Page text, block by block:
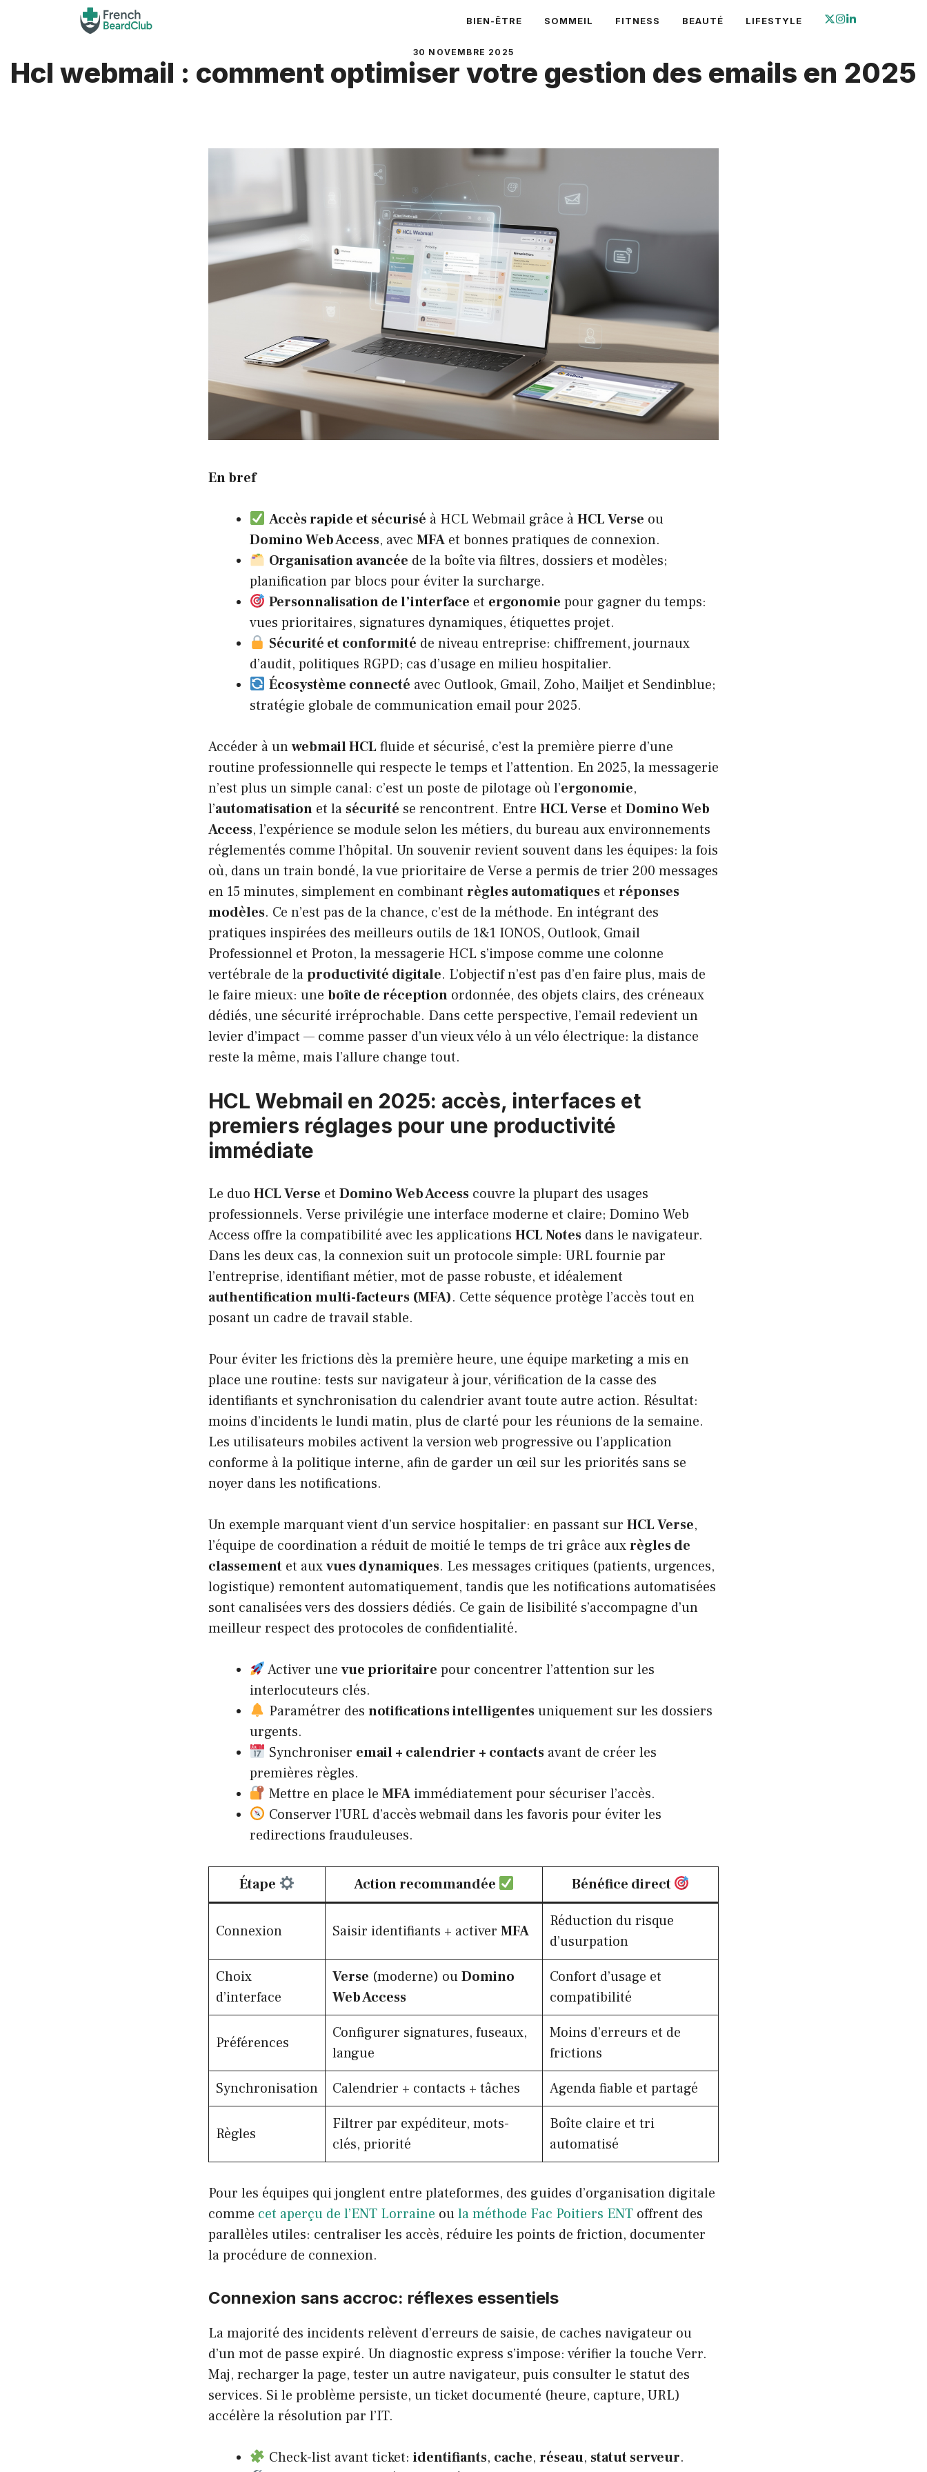
BIEN-ÊTRE SOMMEIL FITNESS BEAUTÉ LIFESTYLE
30 NOVEMBRE 2025
Hcl webmail : comment optimiser votre gestion des emails en 2025
En bref
Accès rapide et sécurisé à HCL Webmail grâce àHCL Verse ou
Domino Web Access, avec MFA et bonnes pratiques de connexion.
Organisation avancée de la boîte via filtres, dossiers et modèles;
planification par blocs pour éviter la surcharge.
Personnalisation de l’interface et ergonomie pour gagner du temps:
vues prioritaires, signatures dynamiques, étiquettes projet.
Sécurité et conformité de niveau entreprise: chiffrement, journaux
d’audit, politiques RGPD; cas d’usage en milieu hospitalier.
Écosystème connecté avec Outlook, Gmail, Zoho, Mailjet et Sendinblue;
stratégie globale de communication email pour 2025.
Accéder à unwebmail HCL fluide et sécurisé, c’est la première pierre d’une
routine professionnelle qui respecte le temps et l’attention. En 2025, la messagerie
n’est plus un simple canal: c’est un poste de pilotage où l’ergonomie,
l’automatisation et la sécurité se rencontrent. Entre HCL Verse et Domino Web
Access, l’expérience se module selon les métiers, du bureau aux environnements
réglementés comme l’hôpital. Un souvenir revient souvent dans les équipes: la fois
où, dans un train bondé, la vue prioritaire de Verse a permis de trier 200 messages
en 15 minutes, simplement en combinant règles automatiques et réponses
modèles. Ce n’est pas de la chance, c’est de la méthode. En intégrant des
pratiques inspirées des meilleurs outils de 1&1 IONOS, Outlook, Gmail
Professionnel et Proton, la messagerie HCL s’impose comme une colonne
vertébrale de laproductivité digitale. L’objectif n’est pas d’en faire plus, mais de
le faire mieux: une boîte de réception ordonnée, des objets clairs, des créneaux
dédiés, une sécurité irréprochable. Dans cette perspective, l’email redevient un
levier d’impact — comme passer d’un vieux vélo à un vélo électrique: la distance
reste la même, mais l’allure change tout.
HCL Webmail en 2025: accès, interfaces et
premiers réglages pour une productivité
immédiate
Le duo HCL Verse et Domino Web Access couvre la plupart des usages
professionnels. Verse privilégie une interface moderne et claire; Domino Web
Access offre la compatibilité avec les applications HCL Notes dans le navigateur.
Dans les deux cas, la connexion suit un protocole simple: URL fournie par
l’entreprise, identifiant métier, mot de passe robuste, et idéalement
authentification multi-facteurs (MFA). Cette séquence protège l’accès tout en
posant un cadre de travail stable.
Pour éviter les frictions dès la première heure, une équipe marketing a mis en
place une routine: tests sur navigateur à jour, vérification de la casse des
identifiants et synchronisation du calendrier avant toute autre action. Résultat:
moins d’incidents le lundi matin, plus de clarté pour les réunions de la semaine.
Les utilisateurs mobiles activent la version web progressive ou l’application
conforme à la politique interne, afin de garder un œil sur les priorités sans se
noyer dans les notifications.
Un exemple marquant vient d’un service hospitalier: en passant sur HCL Verse,
l’équipe de coordination a réduit de moitié le temps de tri grâce auxrègles de
classement et auxvues dynamiques. Les messages critiques (patients, urgences,
logistique) remontent automatiquement, tandis que les notifications automatisées
sont canalisées vers des dossiers dédiés. Ce gain de lisibilité s’accompagne d’un
meilleur respect des protocoles de confidentialité.
Activer une vue prioritaire pour concentrer l’attention sur les
interlocuteurs clés.
Paramétrer des notifications intelligentesuniquement sur les dossiers
urgents.
Synchroniser email + calendrier + contactsavant de créer les
premières règles.
Mettre en place le MFAimmédiatement pour sécuriser l’accès.
Conserver l’URL d’accès webmail dans les favoris pour éviter les
redirections frauduleuses.
Étape Action recommandée Bénéfice direct
Connexion Saisir identifiants + activer MFA
Réduction du risque
d’usurpation
Choix
d’interface
Verse (moderne) ouDomino
Web Access
Confort d’usage et
compatibilité
Préférences
Configurer signatures, fuseaux,
langue
Moins d’erreurs et de
frictions
Synchronisation
Calendrier + contacts + tâches Agenda fiable et partagé
Règles
Filtrer par expéditeur, mots-
clés, priorité
Boîte claire et tri
automatisé
Pour les équipes qui jonglent entre plateformes, des guides d’organisation digitale
comme cet aperçu de l’ENT Lorraine oula méthode Fac Poitiers ENT offrent des
parallèles utiles: centraliser les accès, réduire les points de friction, documenter
la procédure de connexion.
Connexion sans accroc: réflexes essentiels
La majorité des incidents relèvent d’erreurs de saisie, de caches navigateur ou
d’un mot de passe expiré. Un diagnostic express s’impose: vérifier la touche Verr.
Maj, recharger la page, tester un autre navigateur, puis consulter le statut des
services. Si le problème persiste, un ticket documenté (heure, capture, URL)
accélère la résolution par l’IT.
Check-list avant ticket: identifiants, cache, réseau, statut serveur.